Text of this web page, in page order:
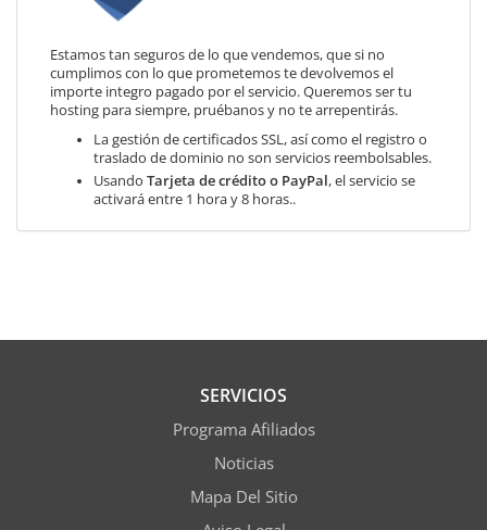
Estamos tan seguros de lo que vendemos, que si no
cumplimos con lo que prometemos te devolvemos el
importe integro pagado por el servicio. Queremos ser tu
hosting para siempre, pruébanos y no te arrepentirás.
La gestión de certificados SSL, así como el registro o
traslado de dominio no son servicios reembolsables.
Usando Tarjeta de crédito o PayPal, el servicio se
activará entre 1 hora y 8 horas..
SERVICIOS
Programa Afiliados
Noticias
Mapa Del Sitio